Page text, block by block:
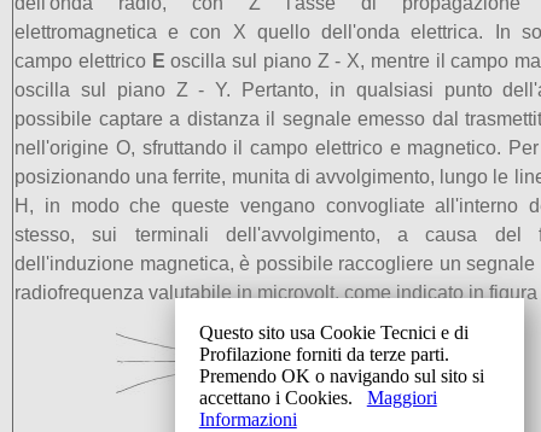
elettromagnetica e con X quello dell'onda elettrica. In
campo elettrico E oscilla sul piano Z - X, mentre il campo
oscilla sul piano Z - Y. Pertanto, in qualsiasi punto
possibile captare a distanza il segnale emesso dal
nell'origine O, sfruttando il campo elettrico e magnetico.
posizionando una ferrite, munita di avvolgimento, lungo le
H, in modo che queste vengano convogliate all'interno
stesso, sui terminali dell'avvolgimento, a causa del
dell'induzione magnetica, è possibile raccogliere un segnale
radiofrequenza valutabile in microvolt, come indicato in figura
Questo sito usa Cookie Tecnici e di
Profilazione forniti da terze parti.
Premendo OK o navigando sul sito si
accettano i Cookies.
Maggiori
Informazioni